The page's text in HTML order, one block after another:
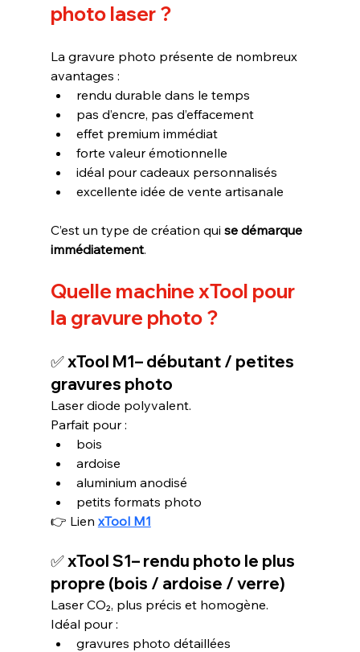
photo laser ?
La gravure photo présente de nombreux
avantages :
rendu durable dans le temps
pas d’encre, pas d’effacement
effet premium immédiat
forte valeur émotionnelle
idéal pour cadeaux personnalisés
excellente idée de vente artisanale
C’est un type de création qui se démarque
immédiatement.
Quelle machine xTool pour
la gravure photo ?
✅ xTool M1– débutant / petites
gravures photo
Laser diode polyvalent.
Parfait pour :
bois
ardoise
aluminium anodisé
petits formats photo
👉 Lien xTool M1
✅ xTool S1– rendu photo le plus
propre (bois / ardoise / verre)
Laser CO₂, plus précis et homogène.
Idéal pour :
gravures photo détaillées